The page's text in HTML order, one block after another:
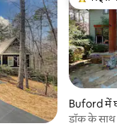
गेस्ट्स का
Buford में
डॉक के साथ